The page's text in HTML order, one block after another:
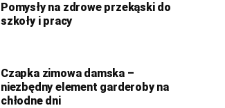
Pomysły na zdrowe przekąski do
szkoły i pracy
Czapka zimowa damska –
niezbędny element garderoby na
chłodne dni